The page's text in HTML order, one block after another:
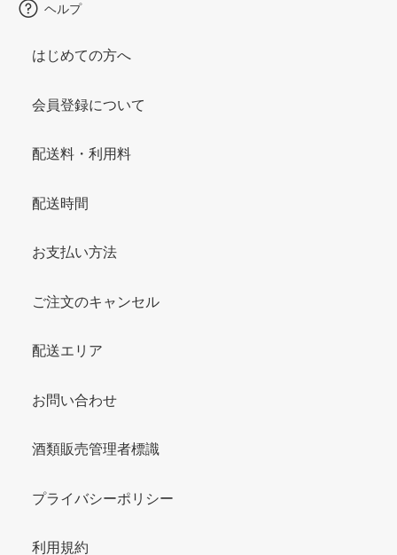
ヘルプ
はじめての方へ
会員登録について
配送料・利用料
配送時間
お支払い方法
ご注文のキャンセル
配送エリア
お問い合わせ
酒類販売管理者標識
プライバシーポリシー
利用規約